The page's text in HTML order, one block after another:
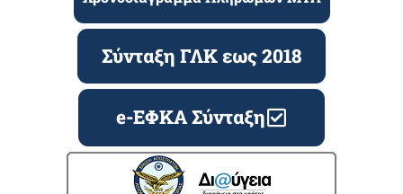
Σύνταξη ΓΛΚ εως 2018
e-ΕΦΚΑ Σύνταξη